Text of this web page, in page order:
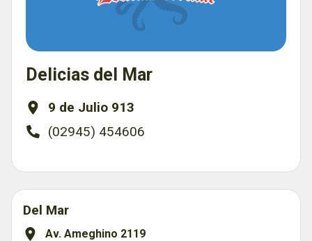
Delicias del Mar
9 de Julio 913
(02945) 454606
Del Mar
Av. Ameghino 2119